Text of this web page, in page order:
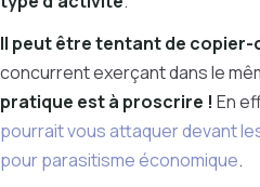
Il peut être tentant de copier-
concurrent exerçant dans le
pratique est à proscrire ! En
pourrait vous attaquer devant
pourparasitisme économique.